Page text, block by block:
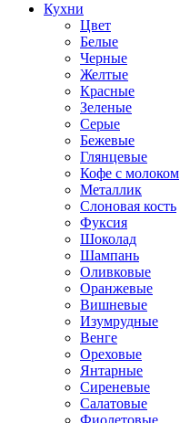
Кухни
Цвет
Белые
Черные
Желтые
Красные
Зеленые
Серые
Бежевые
Глянцевые
Кофе с молоком
Металлик
Слоновая кость
Фуксия
Шоколад
Шампань
Оливковые
Оранжевые
Вишневые
Изумрудные
Венге
Ореховые
Янтарные
Сиреневые
Салатовые
Фиолетовые